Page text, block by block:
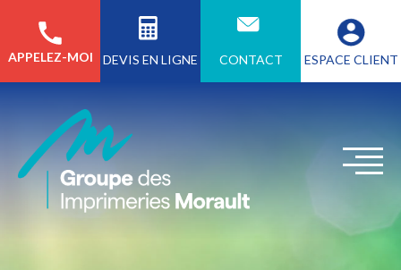
APPELEZ-MOI DEVIS EN LIGNE CONTACT ESPACE CLIENT